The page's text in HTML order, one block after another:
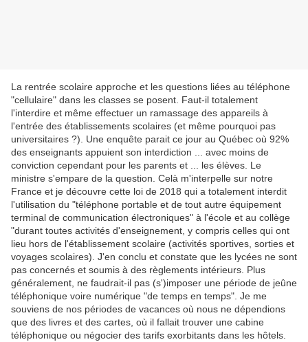
La rentrée scolaire approche et les questions liées au téléphone
"cellulaire" dans les classes se posent. Faut-il totalement
l'interdire et même effectuer un ramassage des appareils à
l'entrée des établissements scolaires (et même pourquoi pas
universitaires ?). Une enquête parait ce jour au Québec où 92%
des enseignants appuient son interdiction ... avec moins de
conviction cependant pour les parents et ... les élèves. Le
ministre s'empare de la question. Celà m'interpelle sur notre
France et je découvre cette loi de 2018 qui a totalement interdit
l'utilisation du "téléphone portable et de tout autre équipement
terminal de communication électroniques" à l'école et au collège
"durant toutes activités d'enseignement, y compris celles qui ont
lieu hors de l'établissement scolaire (activités sportives, sorties et
voyages scolaires). J'en conclu et constate que les lycées ne sont
pas concernés et soumis à des règlements intérieurs. Plus
généralement, ne faudrait-il pas (s')imposer une période de jeûne
téléphonique voire numérique "de temps en temps". Je me
souviens de nos périodes de vacances où nous ne dépendions
que des livres et des cartes, où il fallait trouver une cabine
téléphonique ou négocier des tarifs exorbitants dans les hôtels.